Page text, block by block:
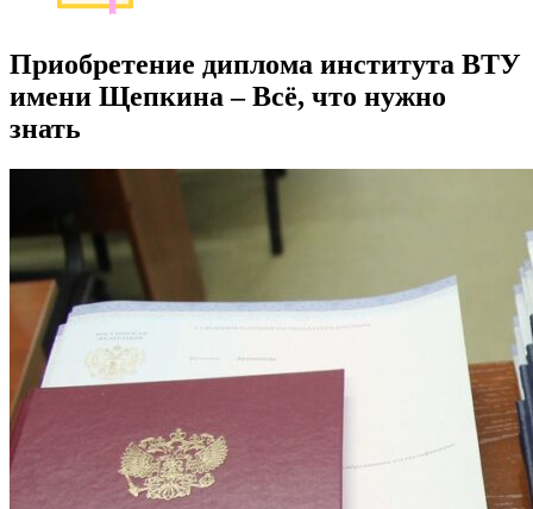
Приобретение диплома института ВТУ
имени Щепкина – Всё, что нужно
знать